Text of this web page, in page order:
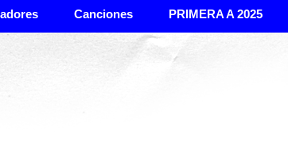
Canciones PRIMERA A 2025